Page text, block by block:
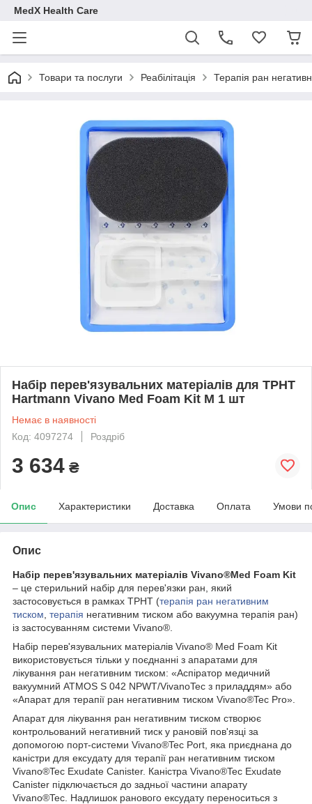
MedX Health Care
Товари та послуги Реабілітація Терапія ран
Набір перев'язувальних матеріалів для ТРНТ
Hartmann Vivano Med Foam Kit M 1 шт
Немає в наявності
Код: 4097274
Роздріб
3 634 ₴
Опис Характеристики Доставка Оплата Умови
Опис
Набір перев'язувальних матеріалів Vivano®Med Foam Kit
– це стерильний набір для перев'язки ран, який
застосовується в рамках ТРНТ (терапія ран негативним
тиском терапія негативним тиском або вакуумна терапія ран)
із застосуванням системи Vivano®.
Набір перев'язувальних матеріалів Vivano® Med Foam Kit
використовується тільки у поєднанні з апаратами для
лікування ран негативним тиском: «Аспіратор медичний
вакуумний ATMOS S 042 NPWT/VivanoTec з приладдям» або
«Апарат для терапії ран негативним тиском Vivano®Tec Pro».
Апарат для лікування ран негативним тиском створює
контрольований негативний тиск у рановій пов'язці за
допомогою порт-системи Vivano®Tec Port, яка приєднана до
каністри для ексудату для терапії ран негативним тиском
Vivano®Tec Exudate Canister. Каністра Vivano®Tec Exudate
Canister підключається до задньої частини апарату
Vivano®Tec. Надлишок ранового ексудату переноситься з